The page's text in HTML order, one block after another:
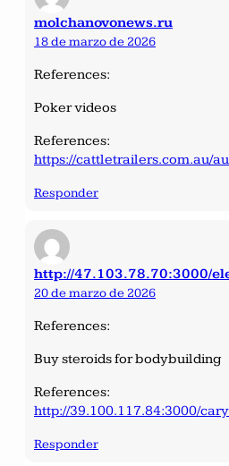
molchanovonews.ru
18 de marzo de 2026
References:
Poker videos
References:
https://cattletrailers.com.au/
Responder
http://47.103.78.70:3000/
20 de marzo de 2026
References:
Buy steroids for bodybuilding
References:
http://39.100.117.84:3000/
Responder